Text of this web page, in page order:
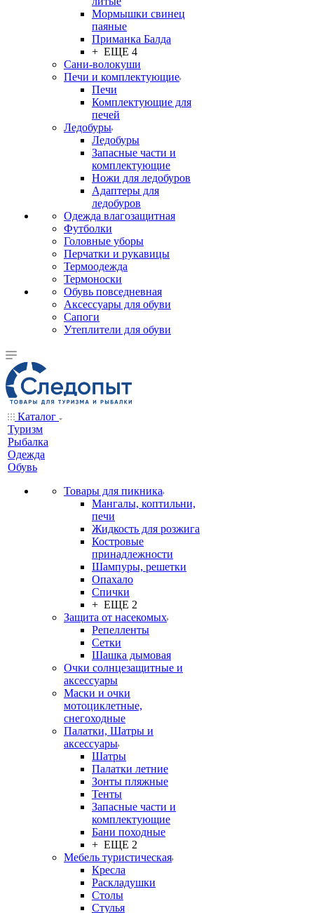
Мормышки свинец
паяные
Приманка Балда
+ ЕЩЕ 4
Сани-волокуши
Печи и комплектующие
Печи
Комплектующие для
печей
Ледобуры
Ледобуры
Запасные части и
комплектующие
Ножи для ледобуров
Адаптеры для
ледобуров
Одежда влагозащитная
Футболки
Головные уборы
Перчатки и рукавицы
Термоодежда
Термоноски
Обувь повседневная
Аксессуары для обуви
Сапоги
Утеплители для обуви
Каталог
Туризм
Рыбалка
Одежда
Обувь
Товары для пикника
Мангалы, коптильни,
печи
Жидкость для розжига
Костровые
принадлежности
Шампуры, решетки
Опахало
Спички
+ ЕЩЕ 2
Защита от насекомых
Репелленты
Сетки
Шашка дымовая
Очки солнцезащитные и
аксессуары
Маски и очки
мотоциклетные,
снегоходные
Палатки, Шатры и
аксессуары
Шатры
Палатки летние
Зонты пляжные
Тенты
Запасные части и
комплектующие
Бани походные
+ ЕЩЕ 2
Мебель туристическая
Кресла
Раскладушки
Столы
Стулья